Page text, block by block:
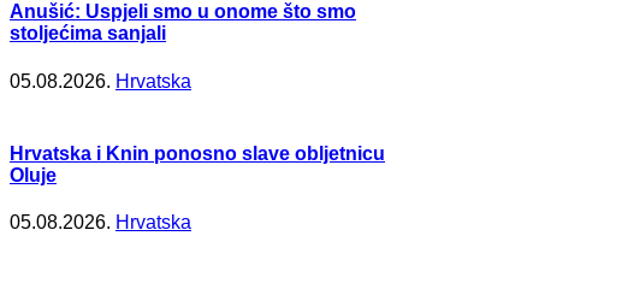
Anušić: Uspjeli smo u onome što smo
stoljećima sanjali
05.08.2026. Hrvatska
Hrvatska i Knin ponosno slave obljetnicu
Oluje
05.08.2026. Hrvatska